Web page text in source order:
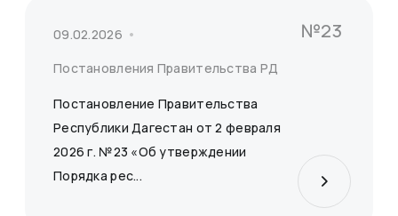
09.02.2026
Постановления Правительства РД
№23
Постановление Правительства
Республики Дагестан от 2 февраля
2026 г. №23 «Об утверждении
Порядка рес...